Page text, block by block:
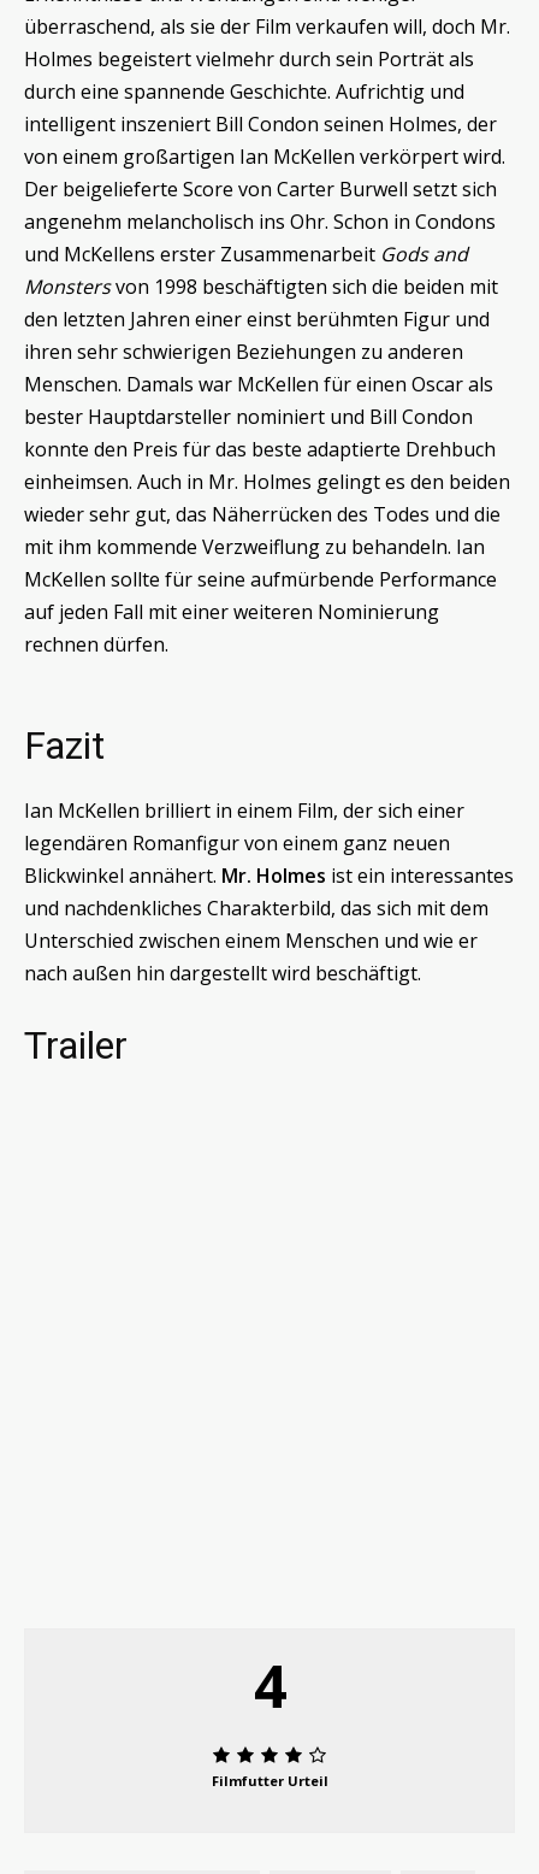
überraschend, als sie der Film verkaufen will, doch Mr.
Holmes begeistert vielmehr durch sein Porträt als
durch eine spannende Geschichte. Aufrichtig und
intelligent inszeniert Bill Condon seinen Holmes, der
von einem großartigen Ian McKellen verkörpert wird.
Der beigelieferte Score von Carter Burwell setzt sich
angenehm melancholisch ins Ohr. Schon in Condons
und McKellens erster Zusammenarbeit Gods and
Monstersvon 1998 beschäftigten sich die beiden mit
den letzten Jahren einer einst berühmten Figur und
ihren sehr schwierigen Beziehungen zu anderen
Menschen. Damals war McKellen für einen Oscar als
bester Hauptdarsteller nominiert und Bill Condon
konnte den Preis für das beste adaptierte Drehbuch
einheimsen. Auch in Mr. Holmes gelingt es den beiden
wieder sehr gut, das Näherrücken des Todes und die
mit ihm kommende Verzweiflung zu behandeln. Ian
McKellen sollte für seine aufmürbende Performance
auf jeden Fall mit einer weiteren Nominierung
rechnen dürfen.
Fazit
Ian McKellen brilliert in einem Film, der sich einer
legendären Romanfigur von einem ganz neuen
Blickwinkel annähert. Mr. Holmes ist ein interessantes
und nachdenkliches Charakterbild, das sich mit dem
Unterschied zwischen einem Menschen und wie er
nach außen hin dargestellt wird beschäftigt.
Trailer
4
Filmfutter Urteil